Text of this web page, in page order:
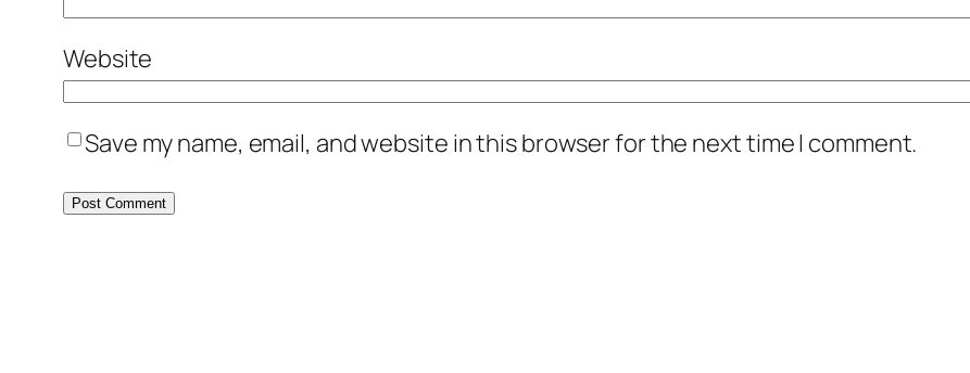
Website
Save my name, email, and website in this browser for the next time I comment.